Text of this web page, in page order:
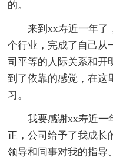
的。
来到xx寿近一年了
个行业，完成了自己从
司平等的人际关系和开
到了依靠的感觉，在这
习。
我要感谢xx寿近一
正，公司给予了我成长
领导和同事对我的指导